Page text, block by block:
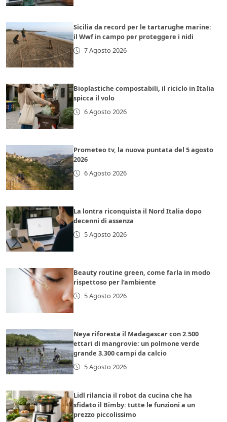
Sicilia da record per le tartarughe marine:
il Wwf in campo per proteggere i nidi
7 Agosto 2026
Bioplastiche compostabili, il riciclo in Italia
spicca il volo
6 Agosto 2026
Prometeo tv, la nuova puntata del 5 agosto
2026
6 Agosto 2026
La lontra riconquista il Nord Italia dopo
decenni di assenza
5 Agosto 2026
Beauty routine green, come farla in modo
rispettoso per l’ambiente
5 Agosto 2026
Neya riforesta il Madagascar con 2.500
ettari di mangrovie: un polmone verde
grande 3.300 campi da calcio
5 Agosto 2026
Lidl rilancia il robot da cucina che ha
sfidato il Bimby: tutte le funzioni a un
prezzo piccolissimo